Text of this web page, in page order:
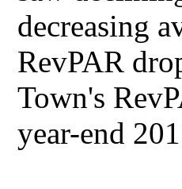
decreasing
RevPAR
Town's
year-end